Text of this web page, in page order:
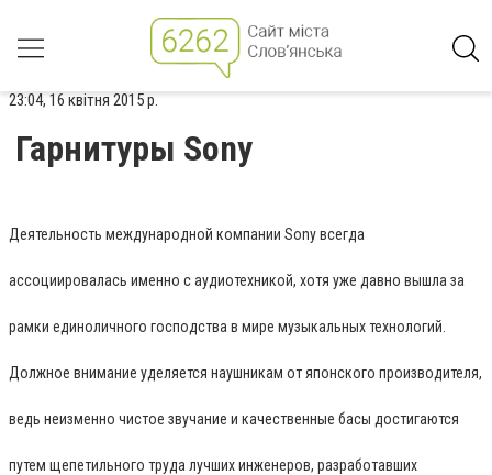
23:04, 16 квітня 2015 р.
Гарнитуры Sony
Деятельность международной компании Sony всегда
ассоциировалась именно с аудиотехникой, хотя уже давно вышла за
рамки единоличного господства в мире музыкальных технологий.
Должное внимание уделяется наушникам от японского производителя,
ведь неизменно чистое звучание и качественные басы достигаются
путем щепетильного труда лучших инженеров, разработавших